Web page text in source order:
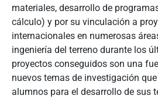
materiales, desarrollo de
cálculo) y por su vinculación a
internacionales en numerosas
ingeniería del terreno durante los
proyectos conseguidos son una
nuevos temas de investigación
alumnos para el desarrollo de sus